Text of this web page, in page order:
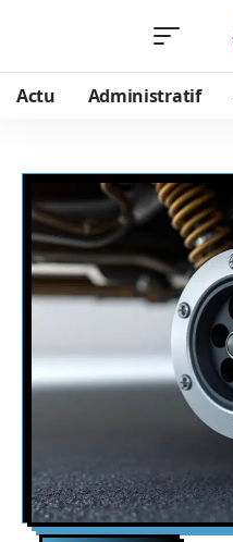
Actu Administratif